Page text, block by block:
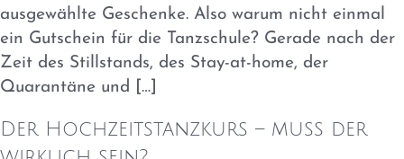
ausgewählte Geschenke. Also warum nicht einmal
ein Gutschein für die Tanzschule? Gerade nach der
Zeit des Stillstands, des Stay-at-home, der
Quarantäne und […]
Der Hochzeitstanzkurs – muss der